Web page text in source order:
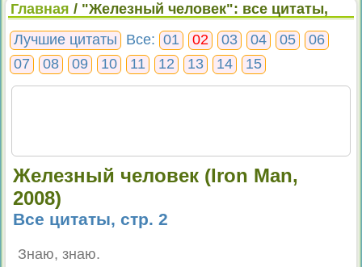
Главная / "Железный человек": все цитаты,
стр. 2
Лучшие цитаты
Все: 01 02 03 04 05
06
07
08 09 10 11 12 13 14 15
Железный человек (Iron Man,
2008)
Все цитаты, стр. 2
Знаю, знаю.